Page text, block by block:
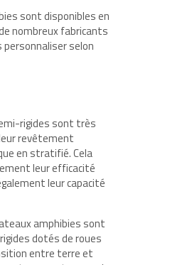
sont disponibles en
nombreux fabricants
selon
rigides sont très
revêtement
en stratifié. Cela
leur efficacité
leur capacité
amphibies sont
dotés de roues
entre terre et